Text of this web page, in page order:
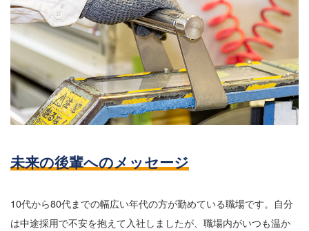
未来の後輩へのメッセージ
10代から80代までの幅広い年代の方が勤めている職場です。自分
は中途採用で不安を抱えて入社しましたが、職場内がいつも温か